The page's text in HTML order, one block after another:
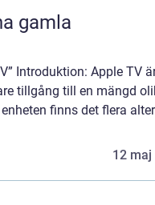
Introduktion: Apple TV
tillgång till en mängd
finns det flera
12 maj